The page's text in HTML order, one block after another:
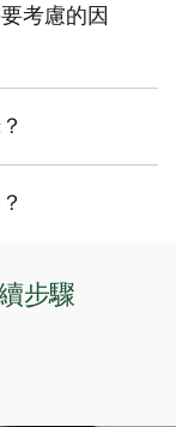
Form #1000）
#5292/5688）
明。
考慮的因
簽賬？
拿大建立信用記
：
Form
步驟